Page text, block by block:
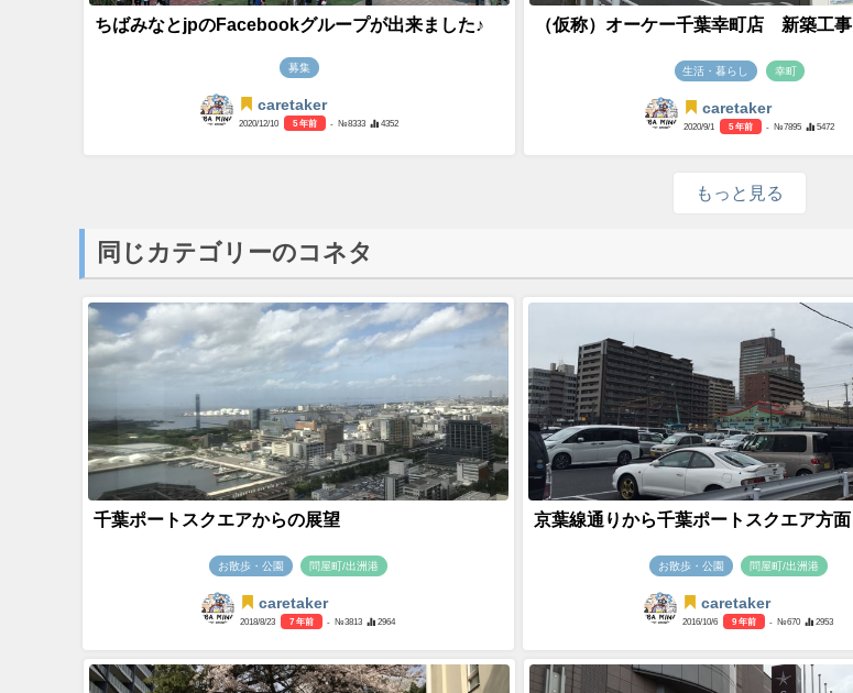
ちばみなとjpのFacebookグループが出来ました♪
募集
caretaker
2020/12/10 5 年前 - №8333 4352
（仮称）オーケー千葉幸町店 新築工事
生活・暮らし 幸町
caretaker
2020/9/1 5 年前 - №7895 5472
もっと見る
同じカテゴリーのコネタ
千葉ポートスクエアからの展望
お散歩・公園 問屋町/出洲港
caretaker
2018/8/23 7 年前 - №3813 2964
京葉線通りから千葉ポートスクエア方面
お散歩・公園 問屋町/出洲港
caretaker
2016/10/6 9 年前 - №670 2953